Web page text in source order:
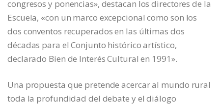
congresos y ponencias», destacan los directores de la
Escuela, «con un marco excepcional como son los
dos conventos recuperados en las últimas dos
décadas para el Conjunto histórico artístico,
declarado Bien de Interés Cultural en 1991».
Una propuesta que pretende acercar al mundo rural
toda la profundidad del debate y el diálogo